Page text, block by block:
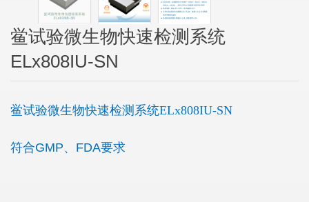
鲎试验微生物快速检测系统
ELx808IU-SN
鲎试验微生物快速检测系统ELx808IU-SN
符合GMP、FDA要求